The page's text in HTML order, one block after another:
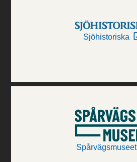
Sjöhistoriska
Spårvägsmuseet